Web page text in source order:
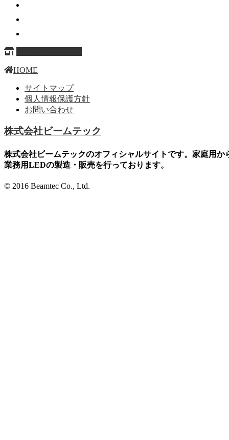
HOME
サイトマップ
個人情報保護方針
お問い合わせ
株式会社ビームテック
株式会社ビームテックのオフィシャルサイトです。家庭用か
業務用LEDの製造・販売を行っております。
© 2016 Beamtec Co., Ltd.